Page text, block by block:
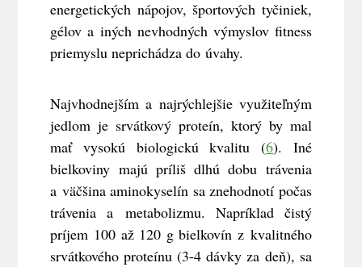
energetických nápojov, športových tyčiniek,
gélov a iných nevhodných výmyslov fitness
priemyslu neprichádza do úvahy.
Najvhodnejším a najrýchlejšie využiteľným
jedlom je srvátkový proteín, ktorý by mal
mať vysokú biologickú kvalitu (6). Iné
bielkoviny majú príliš dlhú dobu trávenia
a väčšina aminokyselín sa znehodnotí počas
trávenia a metabolizmu. Napríklad čistý
príjem 100 až 120 g bielkovín z kvalitného
srvátkového proteínu (3-4 dávky za deň), sa